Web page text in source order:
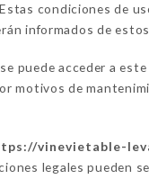
condiciones de
informados de
puede acceder a
motivos de
vinevietable-
legales pueden